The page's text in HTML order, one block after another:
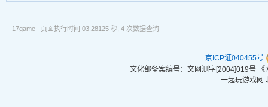
17game 页面执行时间 03.28125 秒, 4 次数据查询
京ICP证040455号
文化部备案编号：文网测字[2004]019号
一起玩游戏网